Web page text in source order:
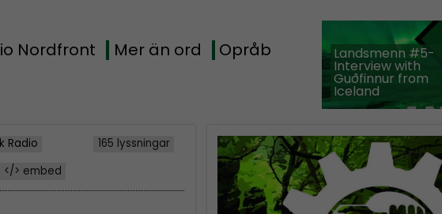
Nordfront Mer än ord Opråb Landsmenn #5-
Interview with
Guðfinnur from
Iceland
Radio
165 lyssningar
</> embed